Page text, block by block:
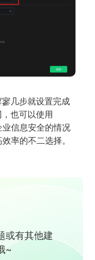
几步就设置完成
也可以使用
信息安全的情况
率的不二选择。
或有其他建
~